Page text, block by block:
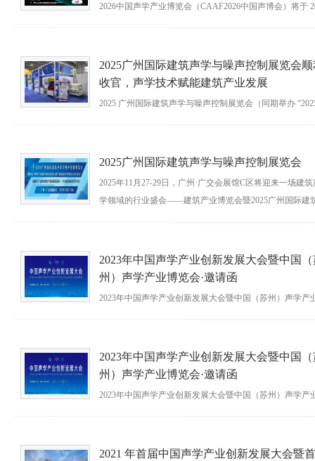
2026中国声学产业博览会（CAAF2026中国声博会）将于
测试仪器品
时间：2026-04-29
2025广州国际建筑声学与噪声控制展览会顺
收官，声学技术赋能建筑产业发展
2025 广州国际建筑声学与噪声控制展览会（同期举办
人工环境
2025广州国际建筑声学与噪声控制展览会
2025年11月27-29日，广州·广交会展馆C区将迎来一场建筑
学领域的行业盛会——建筑产业博览会暨2025广州国际建
时间：2025-11-20
2023年中国声学产业创新发展大会暨中国（
州）声学产业博览会·邀请函
2023年中国声学产业创新发展大会暨中国（苏州）声学产
2023年中国声学产业创新发展大会暨中国（
州）声学产业博览会·邀请函
2023年中国声学产业创新发展大会暨中国（苏州）声学产
2021 年首届中国声学产业创新发展大会暨